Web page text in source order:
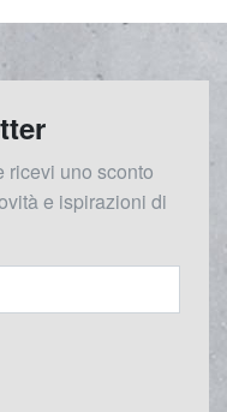
ricevi uno sconto
e ispirazioni di